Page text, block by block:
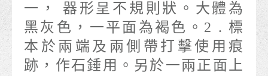
一， 器形呈不規則狀。大體為
黑灰色，一平面為褐色。2 . 標
本於兩端及兩側帶打擊使用痕
跡，作石錘用。另於一兩正面上